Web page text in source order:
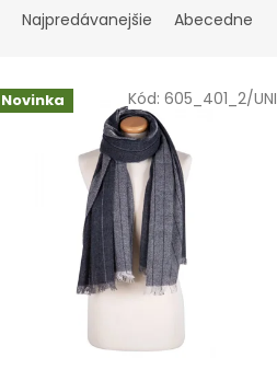
Najpredávanejšie Abecedne
Novinka Kód: 605_401_2/UNI